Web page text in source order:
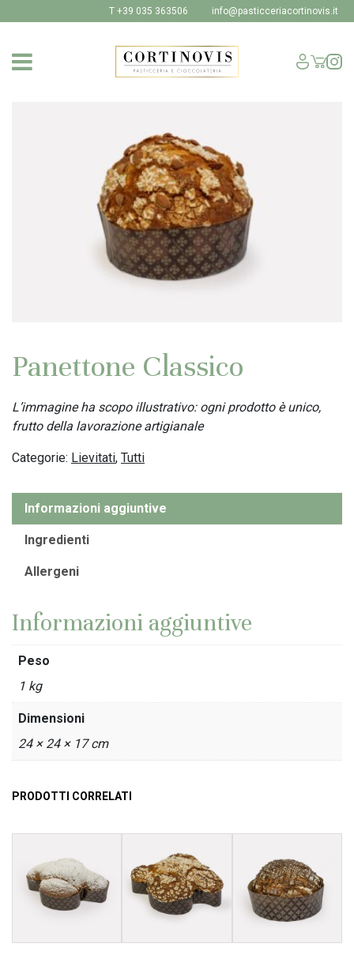
T +39 035 363506 info@pasticceriacortinovis.it
SHOP
Panettone Classico
L’immagine ha scopo illustrativo: ogni prodotto è unico,
frutto della lavorazione artigianale
Categorie: Lievitati, Tutti
Informazioni aggiuntive
Ingredienti
Allergeni
Informazioni aggiuntive
Peso
1 kg
Dimensioni
24 × 24 × 17 cm
PRODOTTI CORRELATI